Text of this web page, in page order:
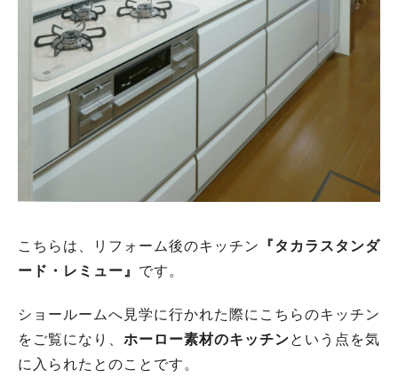
こちらは、リフォーム後のキッチン
『タカラスタンダ
ード・レミュー』 です。
ショールームへ見学に行かれた際にこちらのキッチン
をご覧になり、 ホーロー素材のキッチンという点を気
に入られたとのことです。